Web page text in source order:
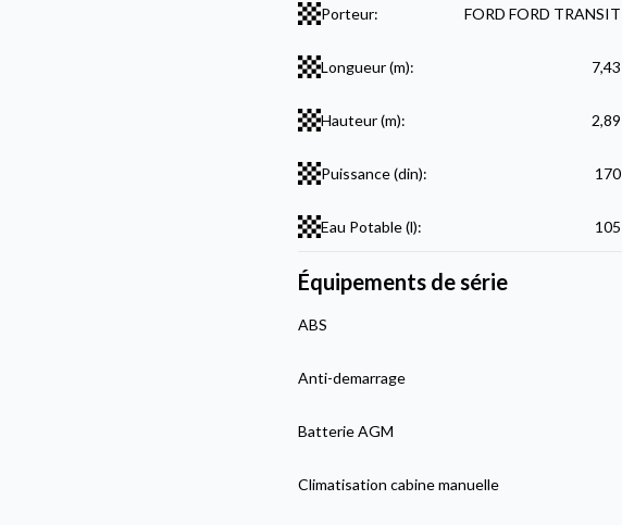
Porteur: FORD FORD TRANSIT
Longueur (m): 7,43
Hauteur (m): 2,89
Puissance (din): 170
Eau Potable (l): 105
Équipements de série
ABS
Anti-demarrage
Batterie AGM
Climatisation cabine manuelle